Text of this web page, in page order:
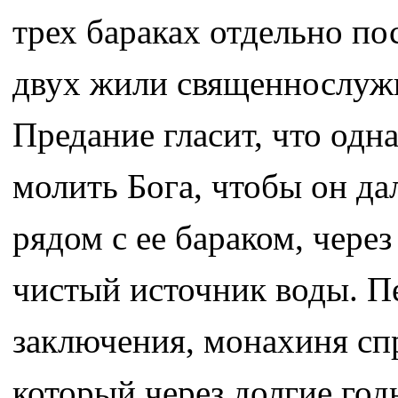
трех бараках отдельно
двух жили
Предание гласит, что
молить Бога, чтобы он
рядом с ее бараком,
чистый источник воды.
заключения, монахиня